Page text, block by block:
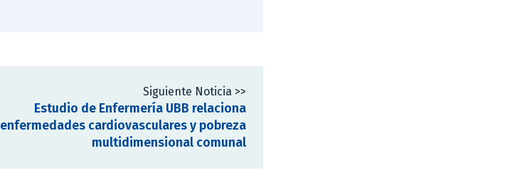
Siguiente Noticia >>
Estudio de Enfermería UBB relaciona
enfermedades cardiovasculares y pobreza
multidimensional comunal